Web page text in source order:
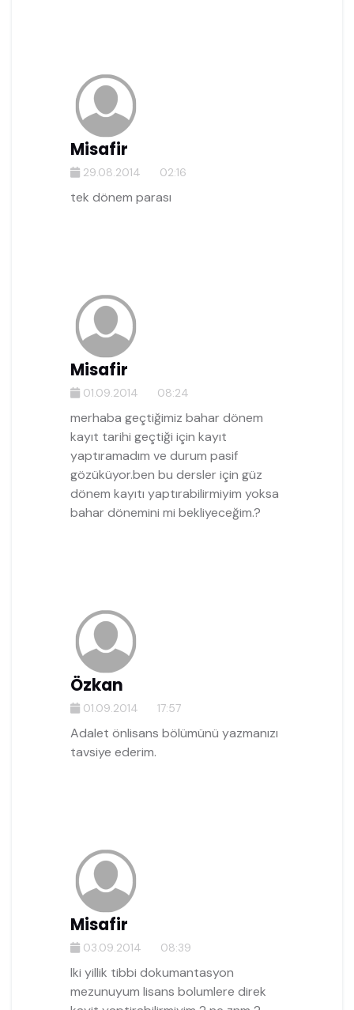
Misafir
29.08.2014 02:16
tek dönem parası
Misafir
01.09.2014 08:24
merhaba geçtiğimiz bahar dönem
kayıt tarihi geçtiği için kayıt
yaptıramadım ve durum pasif
gözüküyor.ben bu dersler için güz
dönem kayıtı yaptırabilirmiyim yoksa
bahar dönemini mi bekliyeceğim.?
Özkan
01.09.2014 17:57
Adalet önlisans bölümünü yazmanızı
tavsiye ederim.
Misafir
03.09.2014 08:39
Iki yillik tibbi dokumantasyon
mezunuyum lisans bolumlere direk